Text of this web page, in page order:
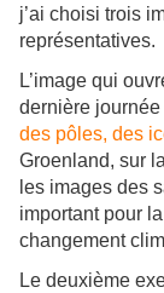
j’ai choisi trois
représentatives.
L’image qui
dernière
des pôles, des
Groenland, sur
les images des
important pour
changement
Le deuxième